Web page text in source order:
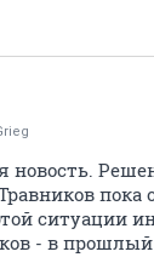
новость.
пока
ситуации
- в